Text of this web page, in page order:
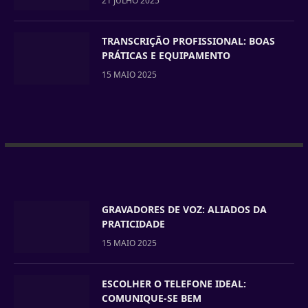
TRANSCRIÇÃO PROFISSIONAL: BOAS
PRÁTICAS E EQUIPAMENTO
15 MAIO 2025
GRAVADORES DE VOZ: ALIADOS DA
PRATICIDADE
15 MAIO 2025
ESCOLHER O TELEFONE IDEAL:
COMUNIQUE-SE BEM